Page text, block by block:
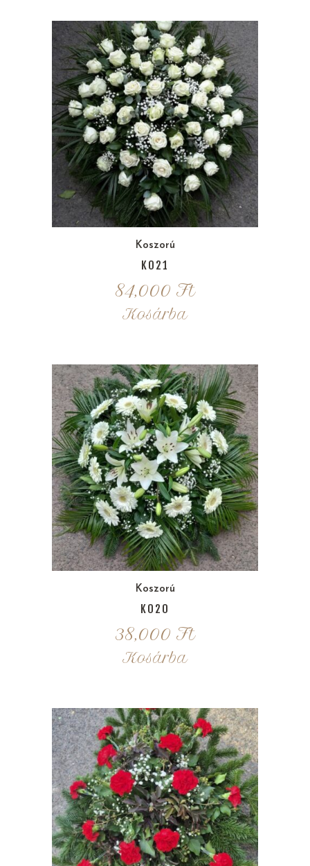
Koszorú
K021
84,000 Ft
Kosárba
Koszorú
K020
38,000 Ft
Kosárba